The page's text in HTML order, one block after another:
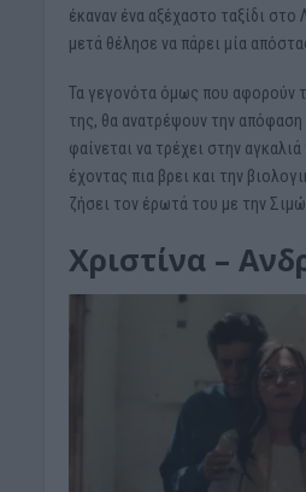
έκαναν ένα αξέχαστο ταξίδι στο
μετά θέλησε να πάρει μία
Τα γεγονότα όμως που αφορούν
της, θα ανατρέψουν την απόφαση
φαίνεται να τρέχει στην
έχοντας πια βρει και την
ζήσει τον έρωτά του με την
Χριστίνα –